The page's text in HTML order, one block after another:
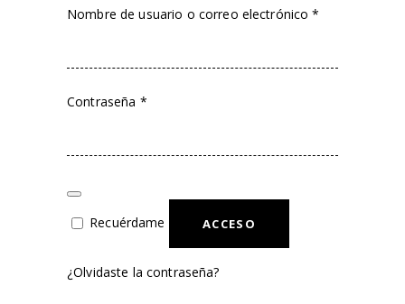
Nombre de usuario o correo electrónico*
Contraseña *Obligatorio
Recuérdame ACCESO
¿Olvidaste la contraseña?